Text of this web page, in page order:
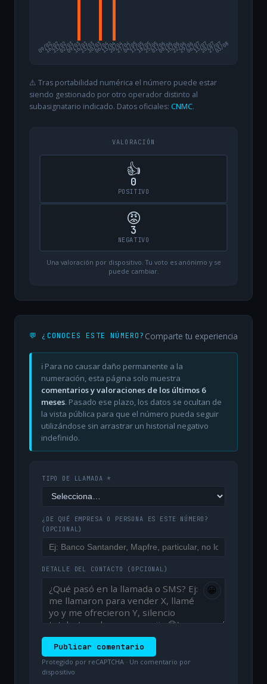
09/02
16/0223/0202/0309/0316/0323/0330/0306/0413/0420/0427/0404/0511/0518/0525/0501/0608/0615/0622/0629/0606/0713/0720/0727/07
03/08
⚠️ Tras portabilidad numérica el número puede estar
siendo gestionado por otro operador distinto al
subasignatario indicado. Datos oficiales: CNMC.
VALORACIÓN
👍
0
POSITIVO
😡
3
NEGATIVO
Una valoración por dispositivo. Tu voto es anónimo y se
puede cambiar.
💬 ¿CONOCES ESTE NÚMERO? Comparte tu experiencia
ℹ️ Para no causar daño permanente a la
numeración, esta página solo muestra
comentarios y valoraciones de los últimos 6
meses. Pasado ese plazo, los datos se ocultan de
la vista pública para que el número pueda seguir
utilizándose sin arrastrar un historial negativo
indefinido.
TIPO DE LLAMADA *
¿DE QUÉ EMPRESA O PERSONA ES ESTE NÚMERO?
(OPCIONAL)
DETALLE DEL CONTACTO (OPCIONAL)
😀
Publicar comentario
Protegido por reCAPTCHA · Un comentario por
dispositivo